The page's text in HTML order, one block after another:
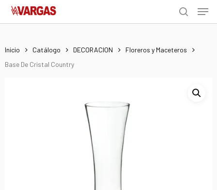
Skip
search
Menu
Inicio Catálogo DECORACION
Floreros y Maceteros
Base De Cristal Country